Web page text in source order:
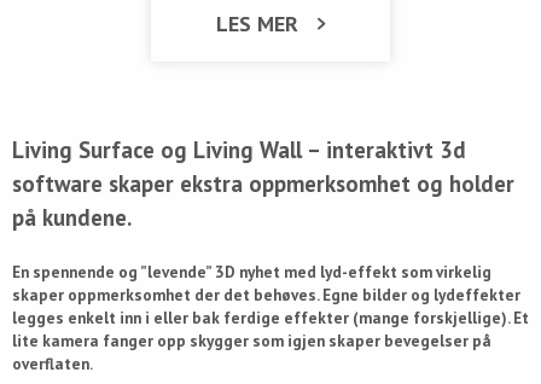
LES MER
Living Surface og Living Wall – interaktivt 3d
software skaper ekstra oppmerksomhet og holder
på kundene.
En spennende og ”levende” 3D nyhet med lyd-effekt som virkelig
skaper oppmerksomhet der det behøves. Egne bilder og lydeffekter
legges enkelt inn i eller bak ferdige effekter (mange forskjellige). Et
lite kamera fanger opp skygger som igjen skaper bevegelser på
overflaten.